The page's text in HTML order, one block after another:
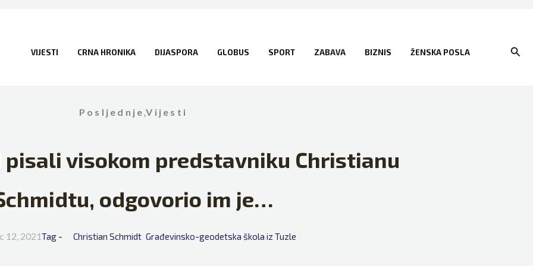
VIJESTI CRNA HRONIKA DIJASPORA GLOBUS SPORT ZABAVA BIZNIS ŽENSKA POSLA
Posljednje,Vijesti
pisali visokom predstavniku Christianu
odgovorio im je…
12, 2021Tag - Christian Schmidt Građevinsko-geodetska škola iz Tuzle